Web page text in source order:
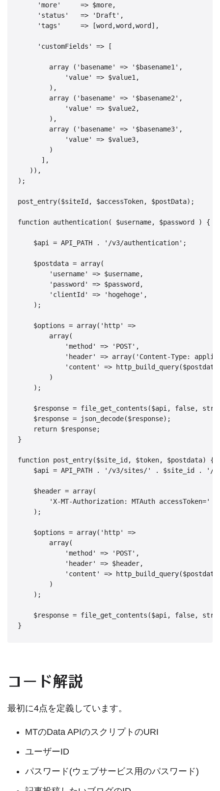
     'more'     => $more,
     'status'   => 'Draft',
     'tags'     => [word,word,word],
     'customFields' => [
        array ('basename' => '$basename1',
            'value' => $value1,
        ),
        array ('basename' => '$basename2',
            'value' => $value2,
        ),
        array ('basename' => '$basename3',
            'value' => $value3,
        )
      ],
   )),
);
post_entry($siteId, $accessToken, $postData);
function authentication( $username, $password ) {
    $api = API_PATH . '/v3/authentication';
    $postdata = array(
        'username' => $username,
        'password' => $password,
        'clientId' => 'hogehoge',
    );
    $options = array('http' =>
        array(
            'method' => 'POST',
'header' => array('Content-Type:
'content' =>
        )
    );
$response = file_get_contents($api, false,
    $response = json_decode($response);
    return $response;
}
function post_entry($site_id, $token, $postdata) {
$api = API_PATH . '/v3/sites/' . $site_id . '/
    $header = array(
'X-MT-Authorization: MTAuth accessToken=' .
    );
    $options = array('http' =>
        array(
            'method' => 'POST',
            'header' => $header,
'content' =>
        )
    );
$response = file_get_contents($api, false,
コード解説
最初に4点を定義しています。
MTのData APIのスクリプトのURI
ユーザーID
パスワード(ウェブサービス用のパスワード)